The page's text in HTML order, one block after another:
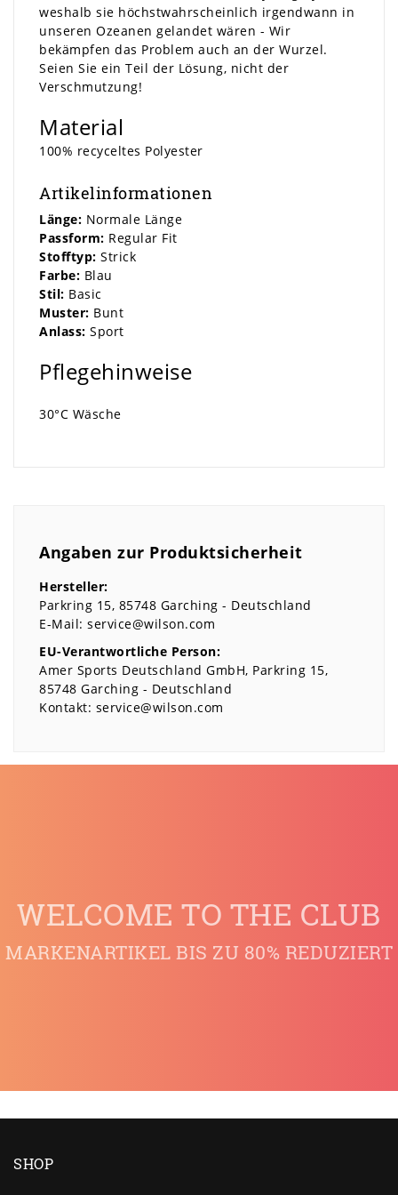
weshalb sie höchstwahrscheinlich irgendwann in
unseren Ozeanen gelandet wären - Wir
bekämpfen das Problem auch an der Wurzel.
Seien Sie ein Teil der Lösung, nicht der
Verschmutzung!
Material
100% recyceltes Polyester
Artikelinformationen
Länge: Normale Länge
Passform: Regular Fit
Stofftyp: Strick
Farbe: Blau
Stil: Basic
Muster: Bunt
Anlass: Sport
Pflegehinweise
30°C Wäsche
Angaben zur Produktsicherheit
Hersteller:
Parkring 15 85748 Garching
Deutschland
E-Mail: service@wilson.com
EU-Verantwortliche Person:
Amer Sports Deutschland GmbH Parkring 15
85748 Garching
Deutschland
Kontakt: service@wilson.com
WELCOME TO THE CLUB
MARKENARTIKEL BIS ZU 80% REDUZIERT
SHOP